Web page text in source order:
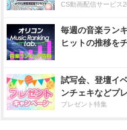
CS動画配信サービス
毎週の音楽ラン
ヒットの推移を
試写会、登壇イ
ンチェキなどプ
プレゼント特集